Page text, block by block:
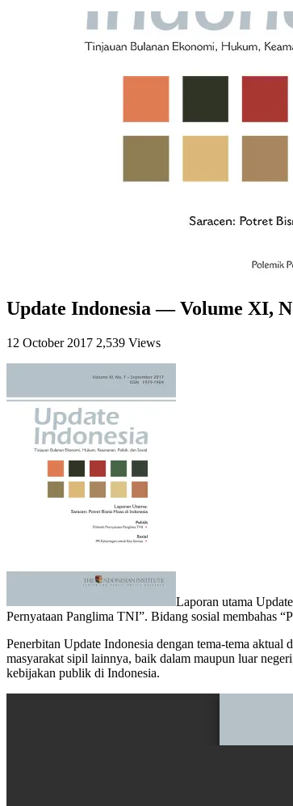
Update Indonesia — Volume XI,
12 October 2017 2,539 Views
Laporan utama
Pernyataan Panglima TNI”. Bidang sosial membahas
Penerbitan Update Indonesia dengan tema-tema
masyarakat sipil lainnya, baik dalam maupun luar
kebijakan publik di Indonesia.